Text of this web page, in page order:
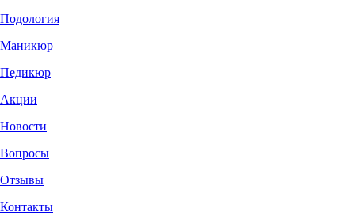
Подология
Маникюр
Педикюр
Акции
Новости
Вопросы
Отзывы
Контакты